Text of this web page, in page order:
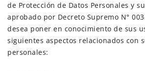
de Protección de Datos Personales y
aprobado por Decreto Supremo N°
desea poner en conocimiento de sus
siguientes aspectos relacionados con
personales: